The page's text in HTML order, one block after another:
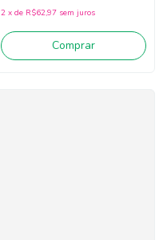
2 x de R$62,97 sem juros
Comprar